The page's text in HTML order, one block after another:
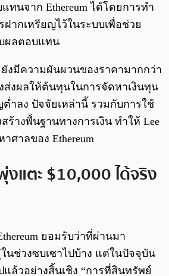
ทนจาก Ethereum ได้โดยการทำ
ฝากเหรียญไว้ในระบบเพื่อช่วย
ผลตอบแทน
ยังมีความผันผวนของราคามากกว่า
ส่งผลให้ต้นทุนในการจัดหาเงินทุน
ำลง ปัจจัยเหล่านี้ รวมกับการใช้
ร้างพื้นฐานทางการเงิน ทำให้ Lee
ศาลของ Ethereum
งแตะ $10,000 ได้จริง
ยอมรับว่าที่ผ่านมา
ในช่วงซบเซาไปบ้าง แต่ในปัจจุบัน
ล้วอย่างสิ้นเชิง “การที่สินทรัพย์